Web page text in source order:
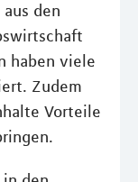
den
haben viele
Zudem
Vorteile